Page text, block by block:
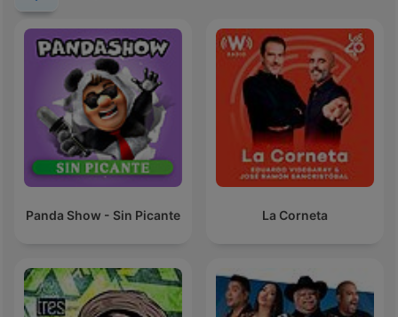
Panda Show - Sin Picante La Corneta